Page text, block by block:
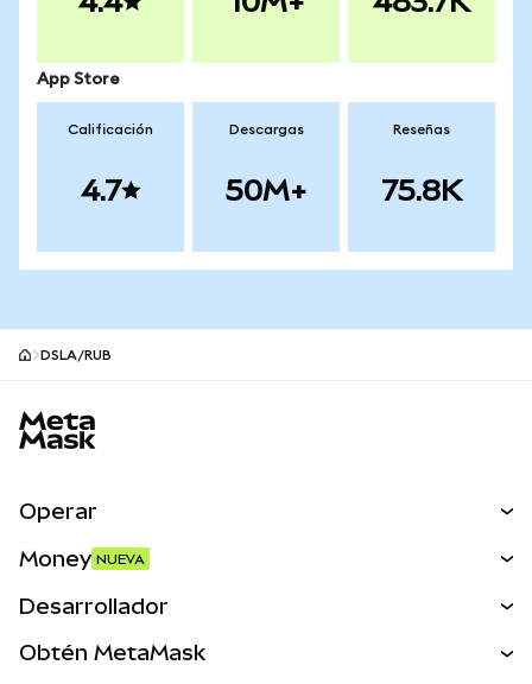
App Store
Calificación
4.7
Descargas
50M+
Reseñas
75.8K
DSLA/RUB
Operar
Activos del mundo real
Money NUEVA
Desarrollador
Obtén MetaMask